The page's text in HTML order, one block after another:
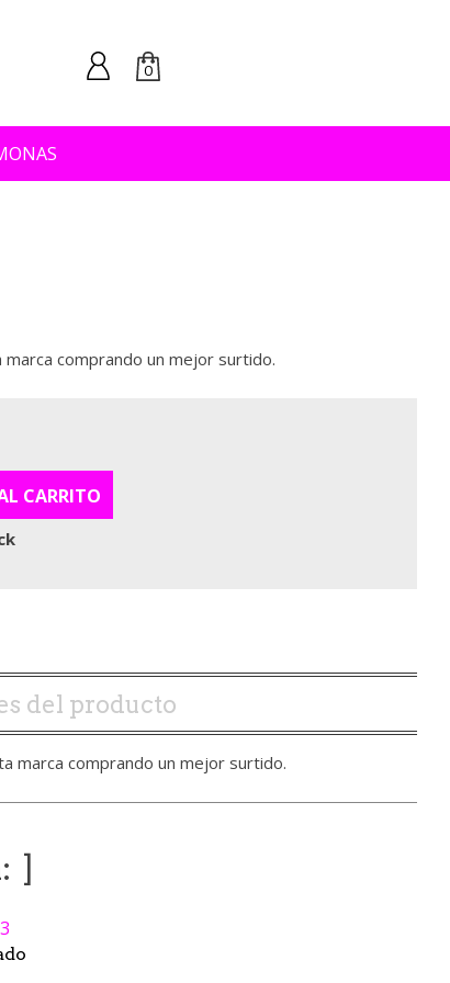
0
comprando un mejor surtido.
CARRITO
del producto
marca comprando un mejor surtido.